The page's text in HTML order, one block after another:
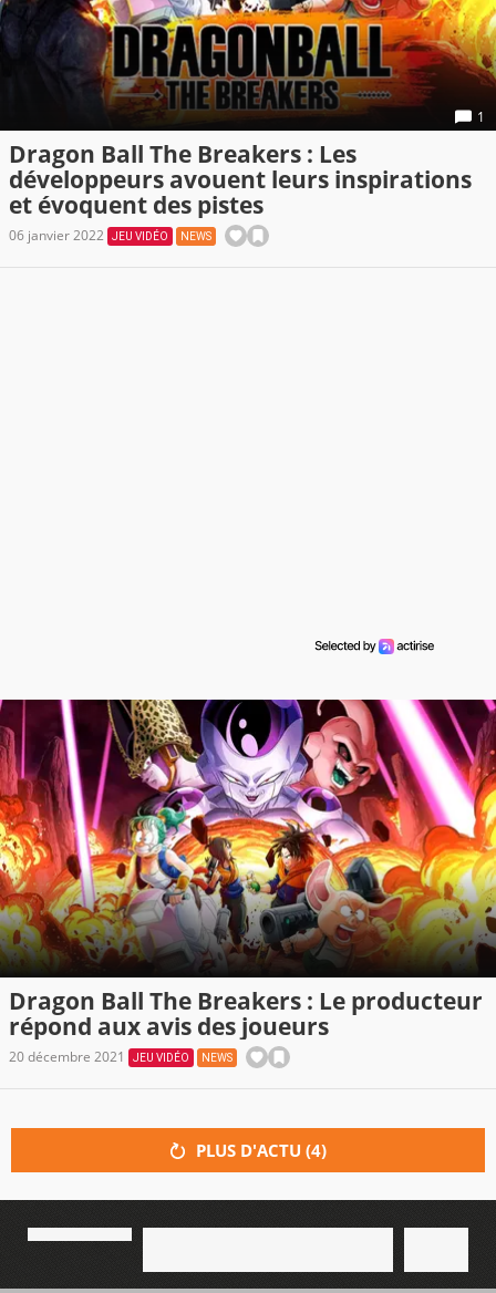
1
Dragon Ball The Breakers : Les
développeurs avouent leurs inspirations
et évoquent des pistes
06 janvier 2022 JEU VIDÉO NEWS
Dragon Ball The Breakers : Le producteur
répond aux avis des joueurs
20 décembre 2021 JEU VIDÉO NEWS
PLUS D'ACTU (4)